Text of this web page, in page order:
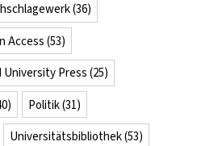
(36)
Access (53)
University Press (25)
Politik(31)
Universitätsbibliothek(53)